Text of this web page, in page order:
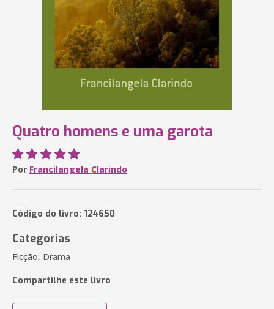
Quatro homens e uma garota
Por Francilangela Clarindo
Código do livro: 124650
Categorias
Ficção, Drama
Compartilhe este livro